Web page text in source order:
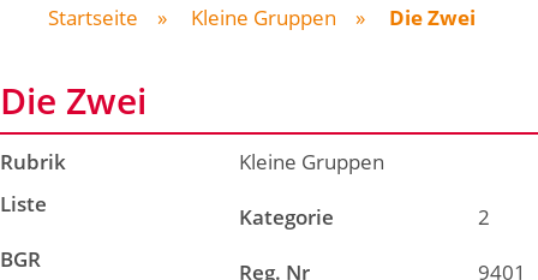
Startseite » Kleine Gruppen » Die Zwei
Die Zwei
Rubrik
Kleine Gruppen
Liste
Kategorie
2
BGR
Reg. Nr
9401